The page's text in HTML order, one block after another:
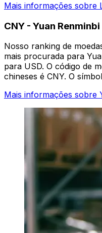
Mais informações sobre
CNY - Yuan
Nosso ranking de
mais procurada para
para USD. O código de
chineses é CNY. O
Mais informações sobre